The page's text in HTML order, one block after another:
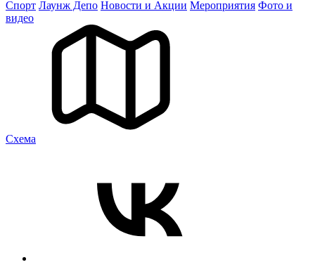
Спорт Лаунж Депо Новости и Акции Мероприятия Фото и
видео
Cхема